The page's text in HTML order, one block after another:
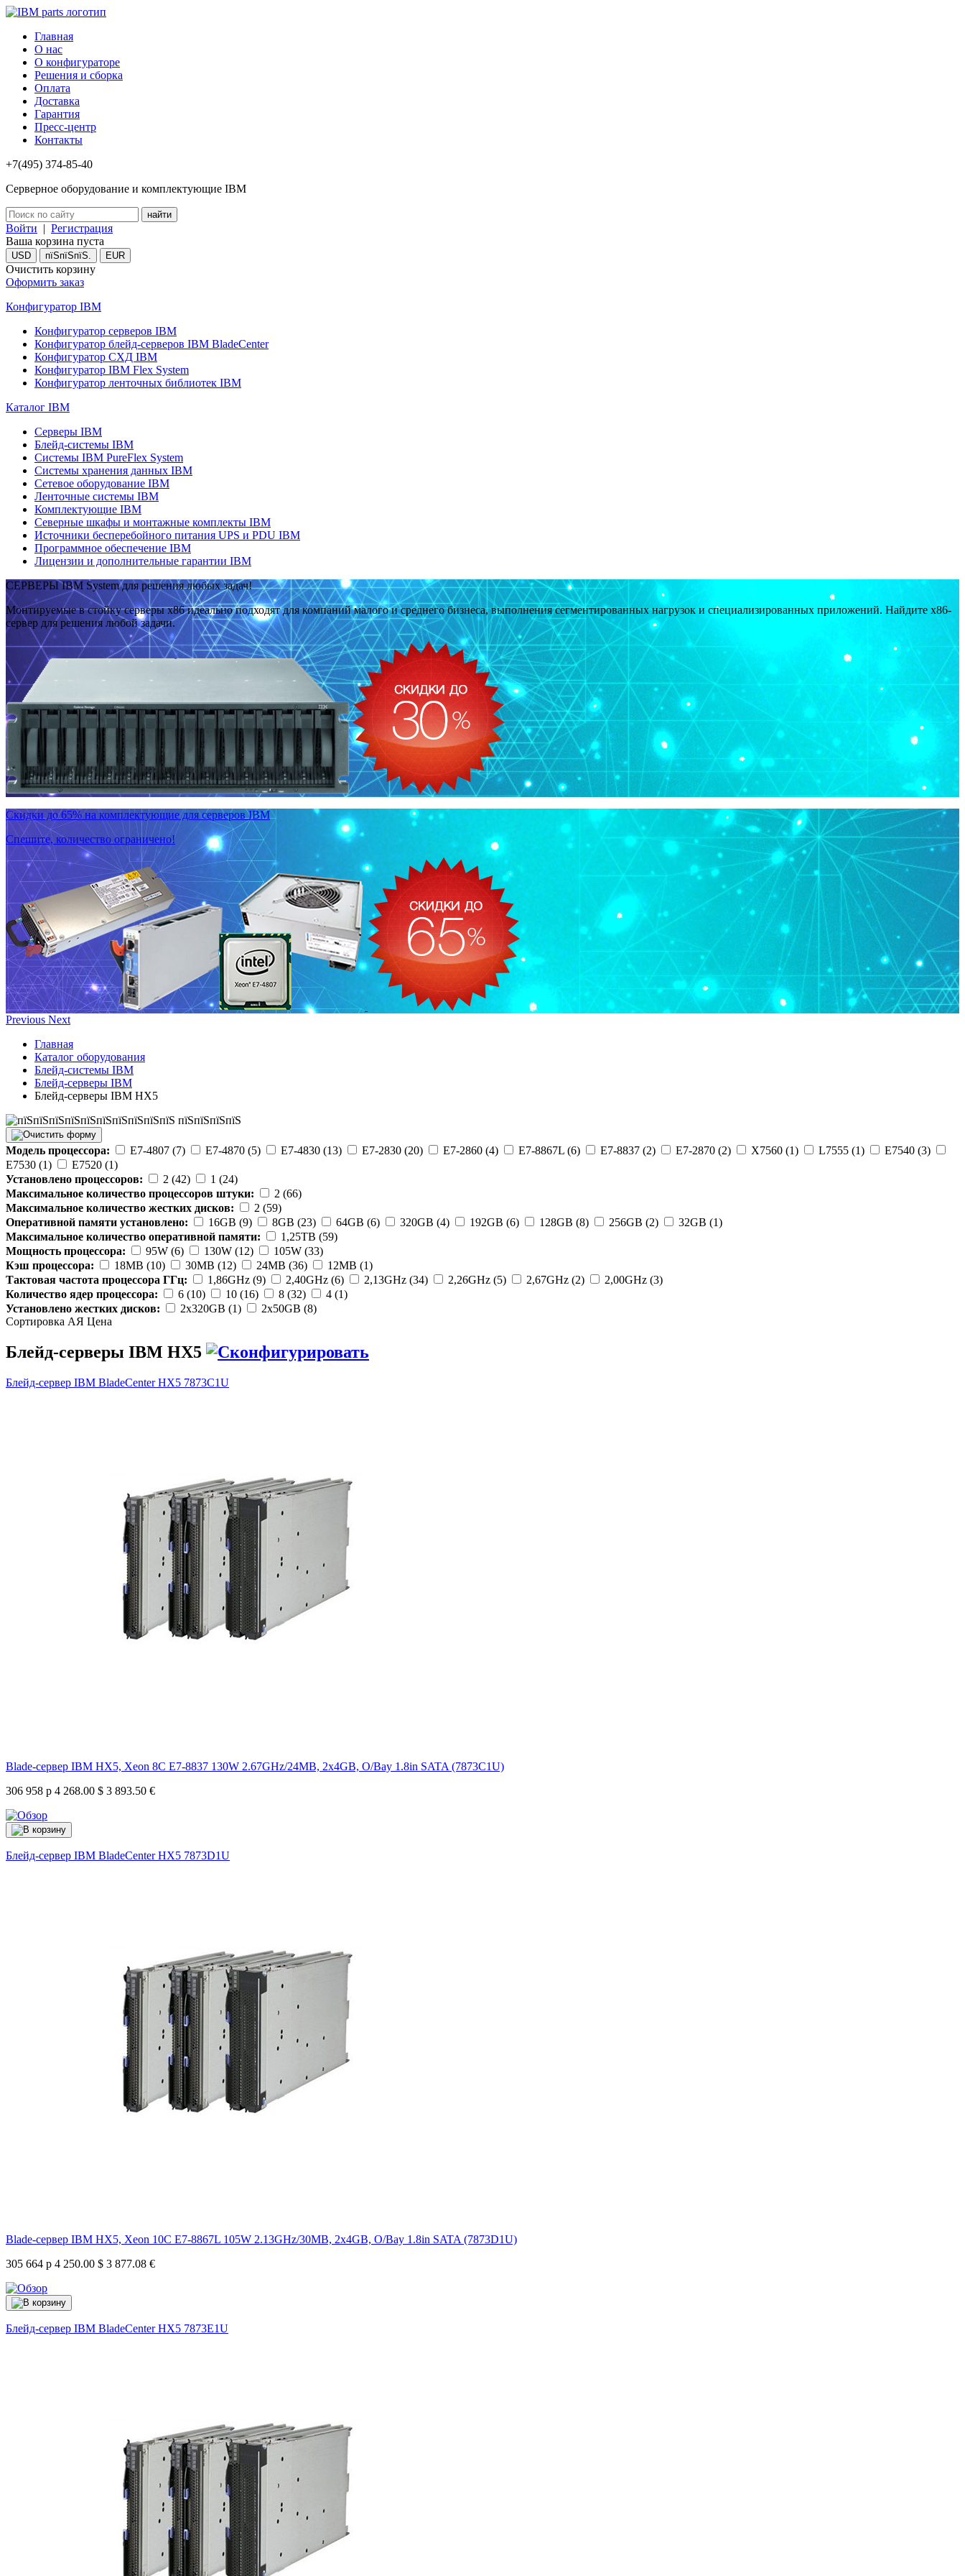
Главная
О нас
О конфигураторе
Решения и сборка
Оплата
Доставка
Гарантия
Пресс-центр
Контакты
+7(495) 374-85-40
Серверное оборудование и комплектующие IBM
Войти | Регистрация
Ваша корзина пуста
USD пїЅпїЅпїЅ. EUR
Очистить корзину
Оформить заказ
Конфигуратор IBM
Конфигуратор серверов IBM
Конфигуратор блейд-серверов IBM BladeCenter
Конфигуратор СХД IBM
Конфигуратор IBM Flex System
Конфигуратор ленточных библиотек IBM
Каталог IBM
Серверы IBM
Блейд-системы IBM
Системы IBM PureFlex System
Системы хранения данных IBM
Сетевое оборудование IBM
Ленточные системы IBM
Комплектующие IBM
Северные шкафы и монтажные комплекты IBM
Источники бесперебойного питания UPS и PDU IBM
Программное обеспечение IBM
Лицензии и дополнительные гарантии IBM
СЕРВЕРЫ IBM System для решения любых задач!
Монтируемые в стойку серверы x86 идеально подходят для компаний малого и среднего бизнеса, выполнения сегментированных нагрузок и специализированных приложений. Найдите x86-
сервер для решения любой задачи.
Скидки до 65% на комплектующие для серверов IBM
Спешите, количество ограничено!
Previous Next
Главная
Каталог оборудования
Блейд-системы IBM
Блейд-серверы IBM
Блейд-серверы IBM HX5
Модель процессора: E7-4807 (7) E7-4870 (5) E7-4830 (13) E7-2830 (20) E7-2860 (4) E7-8867L (6) E7-8837 (2) E7-2870 (2) X7560 (1) L7555 (1)
E7540 (3)
E7530 (1)
E7520 (1)
Установлено процессоров:
2 (42)
1 (24)
Максимальное количество процессоров штуки:
2 (66)
Максимальное количество жестких дисков:
2 (59)
Оперативной памяти установлено:
16GB (9) 8GB (23) 64GB (6) 320GB (4) 192GB (6) 128GB (8) 256GB (2)
32GB (1)
Максимальное количество оперативной памяти:
1,25TB (59)
Мощность процессора:
95W (6) 130W (12)
105W (33)
Кэш процессора:
18MB (10) 30MB (12) 24MB (36)
12MB (1)
Тактовая частота процессора ГГц:
1,86GHz (9) 2,40GHz (6) 2,13GHz (34) 2,26GHz (5) 2,67GHz (2)
2,00GHz (3)
Количество ядер процессора:
6 (10) 10 (16) 8 (32)
4 (1)
Установлено жестких дисков:
2x320GB (1)
2x50GB (8)
Сортировка АЯ Ценa
Блейд-серверы IBM HX5
Блейд-сервер IBM BladeCenter HX5 7873C1U
Blade-сервер IBM HX5, Xeon 8C E7-8837 130W 2.67GHz/24MB, 2x4GB, O/Bay 1.8in SATA (7873C1U)
306 958 р 4 268.00 $ 3 893.50 €
Блейд-сервер IBM BladeCenter HX5 7873D1U
Blade-сервер IBM HX5, Xeon 10C E7-8867L 105W 2.13GHz/30MB, 2x4GB, O/Bay 1.8in SATA (7873D1U)
305 664 р 4 250.00 $ 3 877.08 €
Блейд-сервер IBM BladeCenter HX5 7873E1U